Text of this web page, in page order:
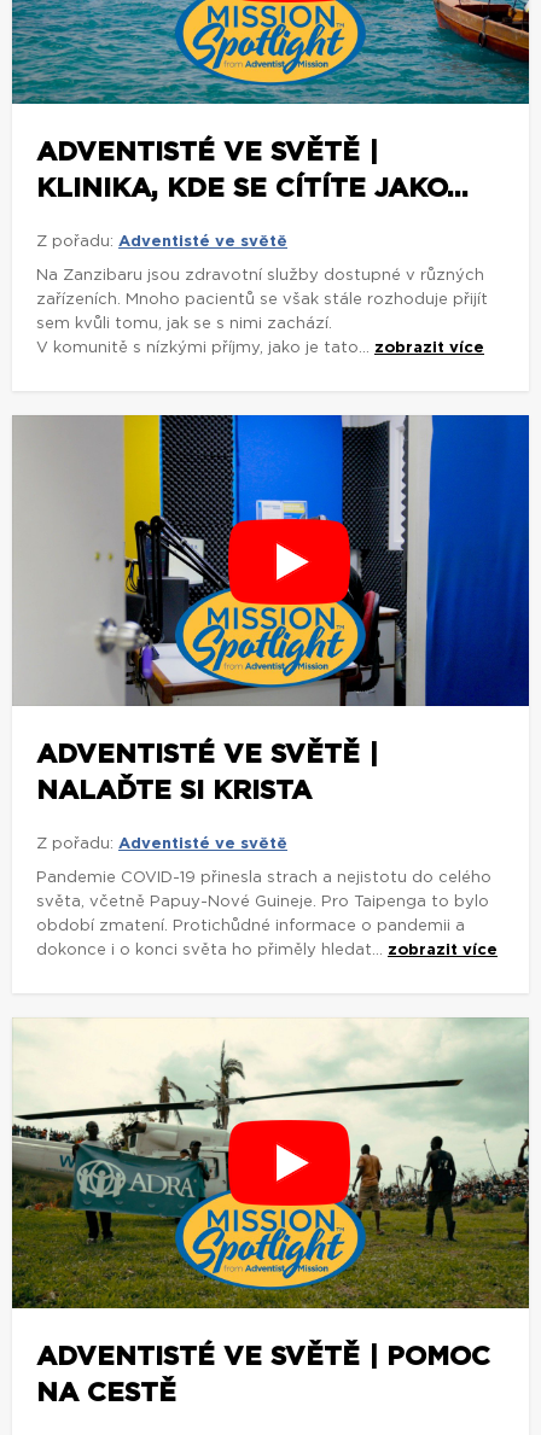
ADVENTISTÉ VE SVĚTĚ |
KLINIKA, KDE SE CÍTÍTE JAKO...
Z pořadu: Adventisté ve světě
Na Zanzibaru jsou zdravotní služby dostupné v různých
zařízeních. Mnoho pacientů se však stále rozhoduje přijít
sem kvůli tomu, jak se s nimi zachází.
V komunitě s nízkými příjmy, jako je tato... zobrazit více
ADVENTISTÉ VE SVĚTĚ |
NALAĎTE SI KRISTA
Z pořadu: Adventisté ve světě
Pandemie COVID-19 přinesla strach a nejistotu do celého
světa, včetně Papuy-Nové Guineje. Pro Taipenga to bylo
období zmatení. Protichůdné informace o pandemii a
dokonce i o konci světa ho přiměly hledat... zobrazit více
ADVENTISTÉ VE SVĚTĚ | POMOC
NA CESTĚ